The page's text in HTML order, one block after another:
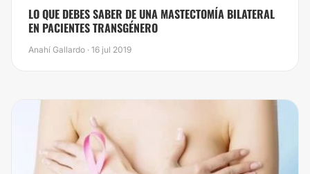
​LO QUE DEBES SABER DE UNA MASTECTOMÍA BILATERAL
EN PACIENTES TRANSGÉNERO
Anahí Gallardo · 16 jul 2019